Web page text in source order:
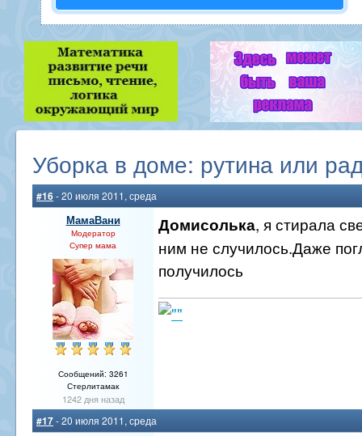
Уборка в доме: рутина или
#16- 20 июля 2011, среда
МамаВани
Модератор
Супер мама
Сообщений: 3261
Стерлитамак
1242 дня назад
Домисолька, я стирала
ним не случилось.Даже
получилось
#17- 20 июля 2011, среда